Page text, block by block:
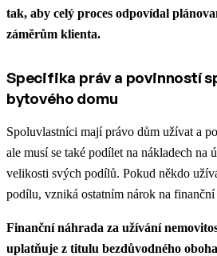
tak, aby celý proces odpovídal
záměrům klienta.
Specifika práv a povinností
bytového domu
Spoluvlastníci mají právo dům užívat a
ale musí se také podílet na nákladech na
velikosti svých podílů. Pokud někdo
podílu, vzniká ostatním nárok na finanční
Finanční náhrada za užívání
uplatňuje z titulu bezdůvodného